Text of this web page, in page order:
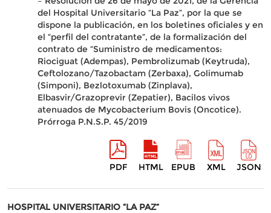
del Hospital Universitario “La Paz”, por la que se
dispone la publicación, en los boletines oficiales y en
el “perfil del contratante”, de la formalización del
contrato de “Suministro de medicamentos:
Riociguat (Adempas), Pembrolizumab (Keytruda),
Ceftolozano/Tazobactam (Zerbaxa), Golimumab
(Simponi), Bezlotoxumab (Zinplava),
Elbasvir/Grazoprevir (Zepatier), Bacilos vivos
atenuados de Mycobacterium Bovis (Oncotice).
Prórroga P.N.S.P. 45/2019
PDF HTML EPUB XML JSON
HOSPITAL UNIVERSITARIO “LA PAZ”